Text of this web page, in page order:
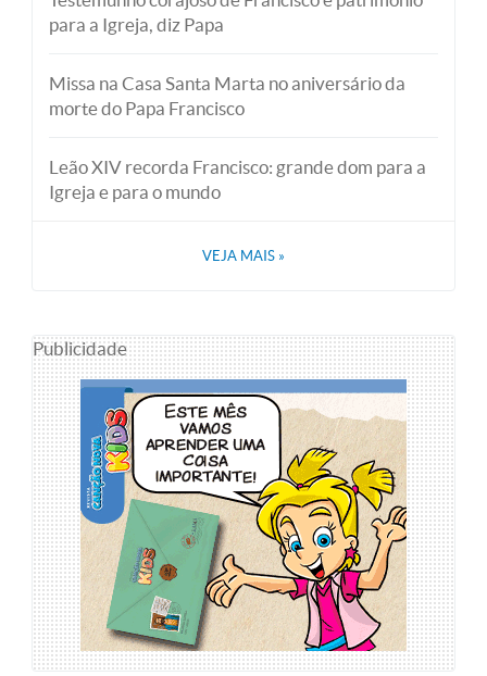
para a Igreja, diz Papa
Missa na Casa Santa Marta no aniversário da
morte do Papa Francisco
Leão XIV recorda Francisco: grande dom para a
Igreja e para o mundo
VEJA MAIS »
Publicidade